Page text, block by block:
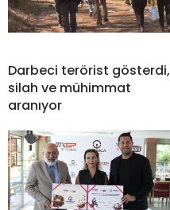
Darbeci terörist gösterdi,
silah ve mühimmat
aranıyor